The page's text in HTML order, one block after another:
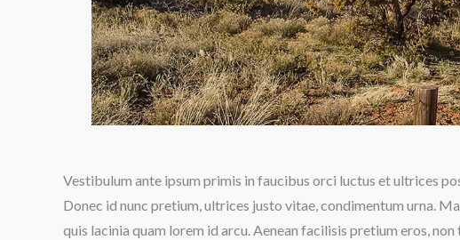
Vestibulum ante ipsum primis in faucibus orci luctus et ultrices
Donec id nunc pretium, ultrices justo vitae, condimentum urna.
quis lacinia quam lorem id arcu. Aenean facilisis pretium eros,